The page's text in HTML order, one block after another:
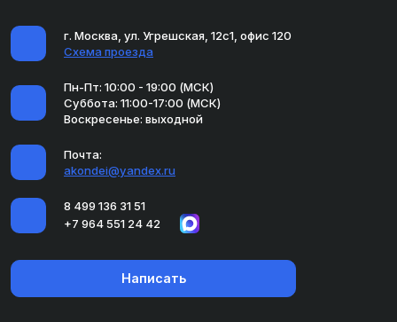
г. Москва, ул. Угрешская, 12с1, офис 120
Схема проезда
Пн-Пт: 10:00 - 19:00 (МСК)
Суббота: 11:00-17:00 (МСК)
Воскресенье: выходной
Почта:
akondei@yandex.ru
8 499 136 31 51
+7 964 551 24 42
Написать